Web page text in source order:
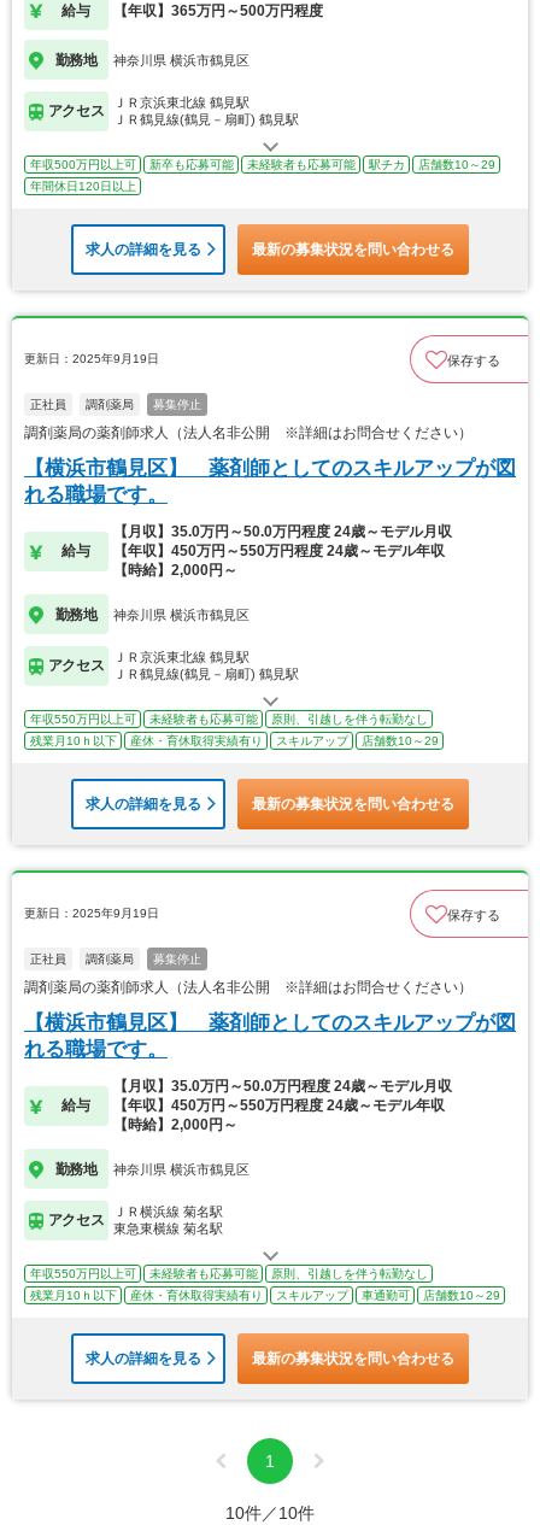
給与 【年収】365万円～500万円程度
勤務地 神奈川県 横浜市鶴見区
アクセス
ＪＲ京浜東北線 鶴見駅
ＪＲ鶴見線(鶴見－扇町) 鶴見駅
年収500万円以上可 新卒も応募可能 未経験者も応募可能 駅チカ
店舗数10～29
年間休日120日以上
求人の詳細を見る 最新の募集状況を問い合わせる
更新日：2025年9月19日 保存する
正社員 調剤薬局 募集停止
調剤薬局の薬剤師求人（法人名非公開 ※詳細はお問合せください）
【横浜市鶴見区】 薬剤師としてのスキルアップが図
れる職場です。
給与
【月収】35.0万円～50.0万円程度 24歳～モデル月収
【年収】450万円～550万円程度 24歳～モデル年収
【時給】2,000円～
勤務地 神奈川県 横浜市鶴見区
アクセス
ＪＲ京浜東北線 鶴見駅
ＪＲ鶴見線(鶴見－扇町) 鶴見駅
年収550万円以上可 未経験者も応募可能
原則、引越しを伴う転勤なし
残業月10ｈ以下
産休・育休取得実績有り スキルアップ 店舗数10～29
求人の詳細を見る 最新の募集状況を問い合わせる
更新日：2025年9月19日 保存する
正社員 調剤薬局 募集停止
調剤薬局の薬剤師求人（法人名非公開 ※詳細はお問合せください）
【横浜市鶴見区】 薬剤師としてのスキルアップが図
れる職場です。
給与
【月収】35.0万円～50.0万円程度 24歳～モデル月収
【年収】450万円～550万円程度 24歳～モデル年収
【時給】2,000円～
勤務地 神奈川県 横浜市鶴見区
アクセス
ＪＲ横浜線 菊名駅
東急東横線 菊名駅
年収550万円以上可 未経験者も応募可能
原則、引越しを伴う転勤なし
残業月10ｈ以下
産休・育休取得実績有り スキルアップ 車通勤可 店舗数10～29
求人の詳細を見る 最新の募集状況を問い合わせる
1
10件／10件